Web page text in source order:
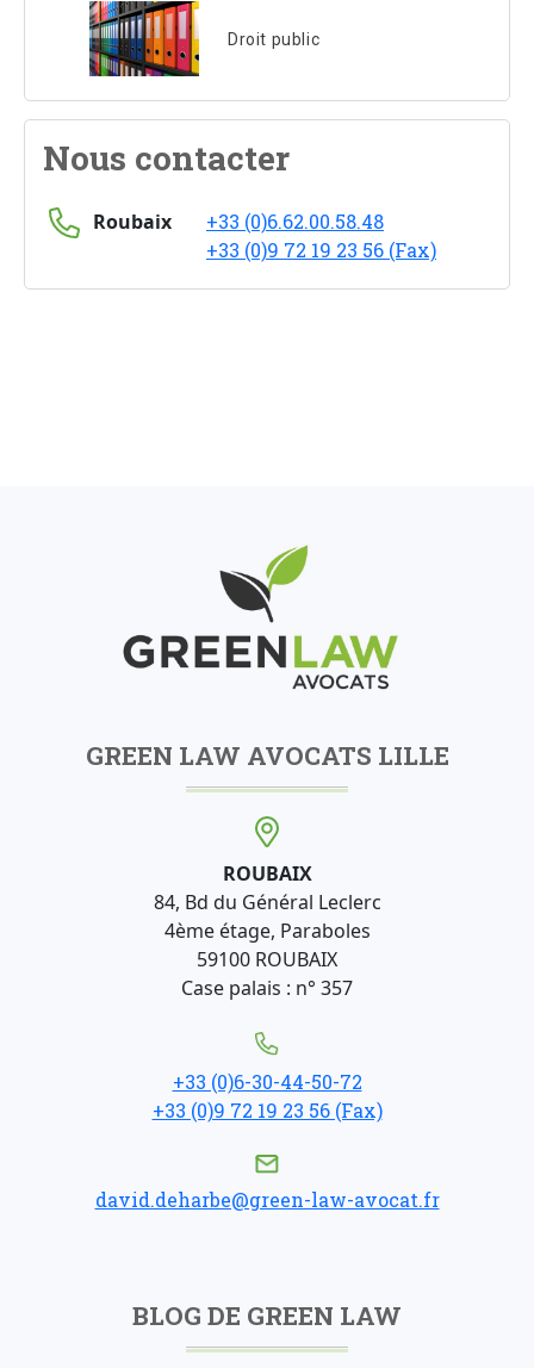
Droit public
Nous contacter
Roubaix
+33 (0)6.62.00.58.48
+33 (0)9 72 19 23 56 (Fax)
GREEN LAW AVOCATS LILLE
ROUBAIX
84, Bd du Général Leclerc
4ème étage, Paraboles
59100 ROUBAIX
Case palais : n° 357
+33 (0)6-30-44-50-72
+33 (0)9 72 19 23 56 (Fax)
david.deharbe@green-law-avocat.fr
BLOG DE GREEN LAW